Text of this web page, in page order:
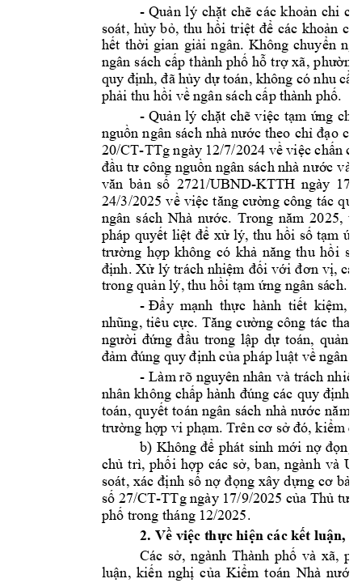
- Quản lý chặt chẽ các khoản chi
soát, hủy bỏ, thu hồi triệt để các khoản c
hết thời gian giải ngân. Không chuyển
ngân sách cấp thành phố hỗ trợ xã, phường
quy định, đã hủy dự toán, không có nhu
phải thu hồi về ngân sách cấp thành phố.
- Quản lý chặt chẽ việc tạm ứng chi
nguồn ngân sách nhà nước theo chỉ đạo
20/CT-TTg ngày 12/7/2024 về việc chấn
đầu tư công nguồn ngân sách nhà nước và
văn bản số 2721/UBND-KTTH ngày 17/
24/3/2025 về việc tăng cường công tác
ngân sách Nhà nước. Trong năm 2025,
pháp quyết liệt để xử lý, thu hồi số tạm
trường hợp không có khả năng thu hồi số
định. Xử lý trách nhiệm đối với đơn vị, cá
trong quản lý, thu hồi tạm ứng ngân sách.
- Đẩy mạnh thực hành tiết kiệm,
nhũng, tiêu cực. Tăng cường công tác
người đứng đầu trong lập dự toán, quản
đảm đúng quy định của pháp luật về ngân
- Làm rõ nguyên nhân và trách
nhân không chấp hành đúng các quy định
toán, quyết toán ngân sách nhà nước năm
trường hợp vi phạm. Trên cơ sở đó, kiểm
b) Không để phát sinh mới nợ đọng
chủ trì, phối hợp các sở, ban, ngành và
soát, xác định số nợ đọng xây dựng cơ bản
số 27/CT-TTg ngày 17/9/2025 của Thủ
phố trong tháng 12/2025.
2. Về việc thực hiện các kết luận,
Các sở, ngành Thành phố và xã,
luận, kiến nghị của Kiểm toán Nhà nước